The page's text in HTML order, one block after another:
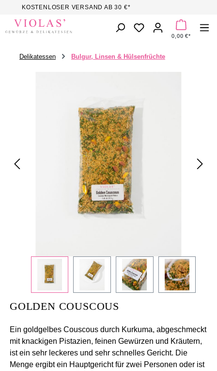
Zum Hauptinhalt springen
KOSTENLOSER VERSAND AB 30 €*
DU HAST 0
0,00 €*
Delikatessen Bulgur, Linsen & Hülsenfrüchte
GOLDEN COUSCOUS
Ein goldgelbes Couscous durch Kurkuma, abgeschmeckt
mit knackigen Pistazien, feinen Gewürzen und Kräutern,
ist ein sehr leckeres und sehr schnelles Gericht. Die
Menge ergibt ein Hauptgericht für zwei Personen oder ist